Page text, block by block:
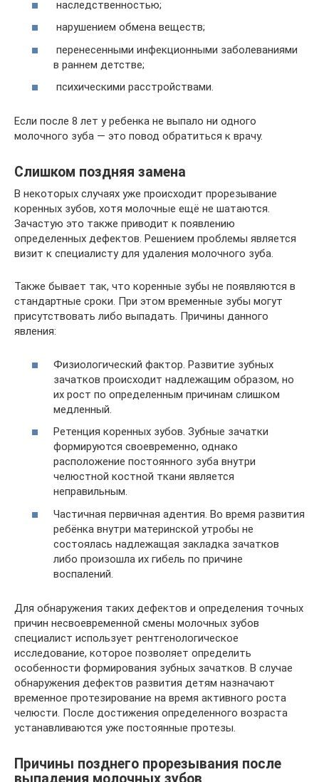
наследственностью;
нарушением обмена веществ;
перенесенными инфекционными заболеваниями
в раннем детстве;
психическими расстройствами.
Если после 8 лет у ребенка не выпало ни одного
молочного зуба — это повод обратиться к врачу.
Слишком поздняя замена
В некоторых случаях уже происходит прорезывание
коренных зубов, хотя молочные ещё не шатаются.
Зачастую это также приводит к появлению
определенных дефектов. Решением проблемы является
визит к специалисту для удаления молочного зуба.
Также бывает так, что коренные зубы не появляются в
стандартные сроки. При этом временные зубы могут
присутствовать либо выпадать. Причины данного
явления:
Физиологический фактор. Развитие зубных
зачатков происходит надлежащим образом, но
их рост по определенным причинам слишком
медленный.
Ретенция коренных зубов. Зубные зачатки
формируются своевременно, однако
расположение постоянного зуба внутри
челюстной костной ткани является
неправильным.
Частичная первичная адентия. Во время развития
ребёнка внутри материнской утробы не
состоялась надлежащая закладка зачатков
либо произошла их гибель по причине
воспалений.
Для обнаружения таких дефектов и определения точных
причин несвоевременной смены молочных зубов
специалист использует рентгенологическое
исследование, которое позволяет определить
особенности формирования зубных зачатков. В случае
обнаружения дефектов развития детям назначают
временное протезирование на время активного роста
челюсти. После достижения определенного возраста
устанавливаются уже постоянные протезы.
Причины позднего прорезывания после
выпадения молочных зубов